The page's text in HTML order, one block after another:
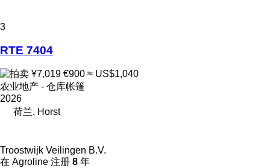
3
RTE 7404
¥7,019 €900 ≈ US$1,040
农业地产 - 仓库帐篷
2026
荷兰, Horst
Troostwijk Veilingen B.V.
在 Agroline 注册 8 年